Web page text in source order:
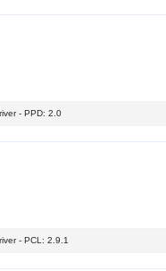
- PPD: 2.0
- PCL: 2.9.1